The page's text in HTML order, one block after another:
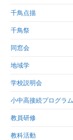
千鳥点描
千鳥祭
同窓会
地域学
学校説明会
小中高接続プログラム
教員研修
教科活動